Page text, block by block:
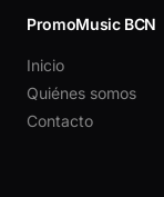
PromoMusic BCN
Inicio
Quiénes somos
Contacto